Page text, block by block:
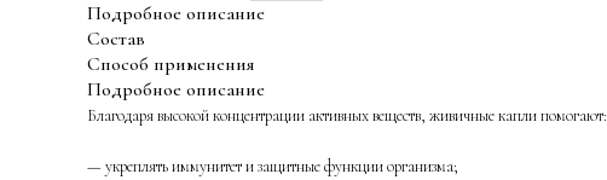
Подробное описание
Состав
Способ применения
Подробное описание
Благодаря высокой концентрации активных веществ, живичные капли помогают:
— укреплять иммунитет и защитные функции организма;